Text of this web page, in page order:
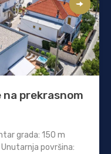
prekrasnom
grada: 150 m
površina: